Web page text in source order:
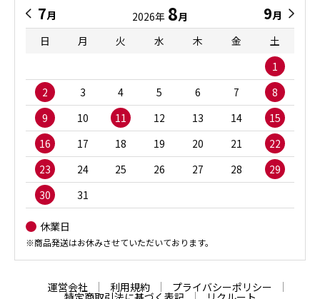
7月 2026年 8月 9月
日
月 火 水 木 金
土
1
2
3 4 5 6 7
8
9
10 11 12 13 14
15
16
17 18 19 20 21
22
23
24 25 26 27 28
29
30
31
休業日
※商品発送はお休みさせていただいております。
運営会社 利用規約 プライバシーポリシー